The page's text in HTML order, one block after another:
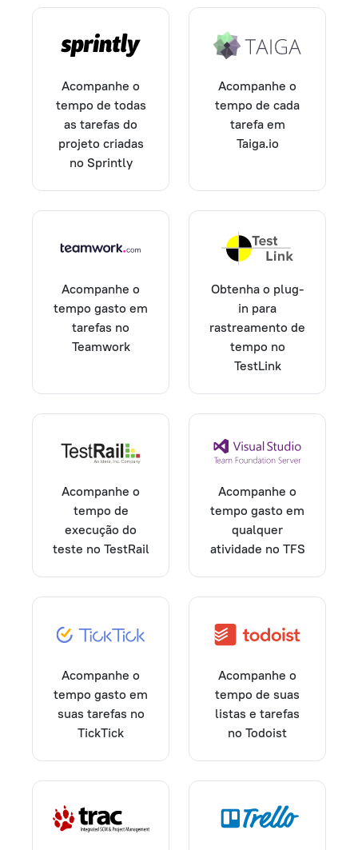
Acompanhe o
tempo de todas
as tarefas do
projeto criadas
no Sprintly
Acompanhe o
tempo de cada
tarefa em
Taiga.io
Acompanhe o
tempo gasto em
tarefas no
Teamwork
Obtenha o plug-
in para
rastreamento de
tempo no
TestLink
Acompanhe o
tempo de
execução do
teste no TestRail
Acompanhe o
tempo gasto em
qualquer
atividade no TFS
Acompanhe o
tempo gasto em
suas tarefas no
TickTick
Acompanhe o
tempo de suas
listas e tarefas
no Todoist